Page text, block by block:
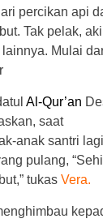
percikan api
Tak pelak,
Mulai
Al-Qur’an
saat
anak santri
pulang,
tukas Vera.